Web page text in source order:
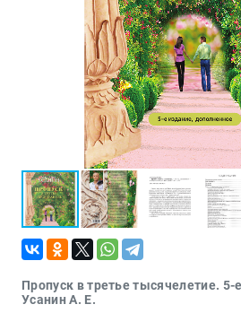
Пропуск в третье тысячелетие. 5-
Усанин А. Е.
Философия
Военная
история
Конспирология
Политика
Религия
Туризм
Разное
Кухня,
гастрономия,
кулинария
Закон